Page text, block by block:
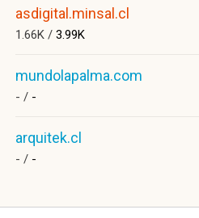
asdigital.minsal.cl
1.66K / 3.99K
mundolapalma.com
- / -
arquitek.cl
- / -